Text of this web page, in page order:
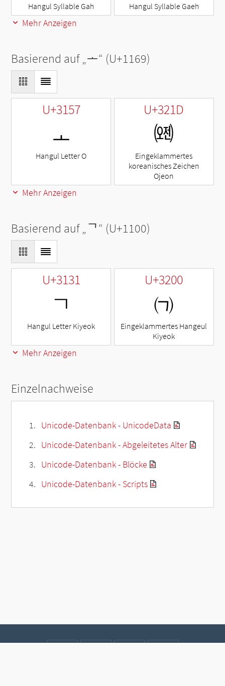
Hangul Syllable Gah Hangul Syllable Gaeh
Mehr Anzeigen
Basierend auf „ᅩ“ (U+1169)
U+3157
ㅗ
Hangul Letter O
U+321D
㈝
Eingeklammertes
koreanisches Zeichen
Ojeon
Mehr Anzeigen
Basierend auf „ᄀ“ (U+1100)
U+3131
ㄱ
Hangul Letter Kiyeok
U+3200
㈀
Eingeklammertes Hangeul
Kiyeok
Mehr Anzeigen
Einzelnachweise
Unicode-Datenbank - UnicodeData
Unicode-Datenbank - Abgeleitetes Alter
Unicode-Datenbank - Blöcke
Unicode-Datenbank - Scripts